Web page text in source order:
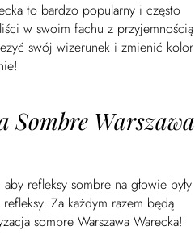
to bardzo popularny i często
w swoim fachu z przyjemnością
swój wizerunek i zmienić kolor
Sombre Warszawa
refleksy sombre na głowie były
Za każdym razem będą
sombre Warszawa Warecka!